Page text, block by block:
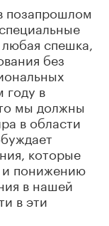
позапрошлом
спешка,
без
году в
мы должны
в области
которые
и понижению
в нашей
в эти